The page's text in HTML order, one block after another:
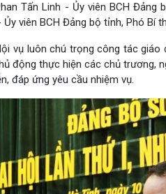
Tấn Linh - Ủy viên BCH Đảng
viên BCH Đảng bộ tỉnh, Phó Bí
vụ luôn chú trọng công tác
động thực hiện các chủ trương,
đáp ứng yêu cầu nhiệm vụ.